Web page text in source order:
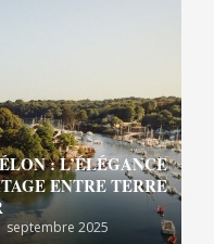
: L’ÉLÉGANCE
ENTRE TERRE
septembre 2025